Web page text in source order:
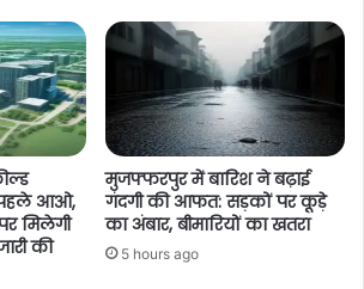
आओ,
मिलेगी
की
मुजफ्फरपुर में बारिश ने बढ़ाई
गंदगी की आफत: सड़कों पर कूड़े
का अंबार, बीमारियों का खतरा
5 hours ago